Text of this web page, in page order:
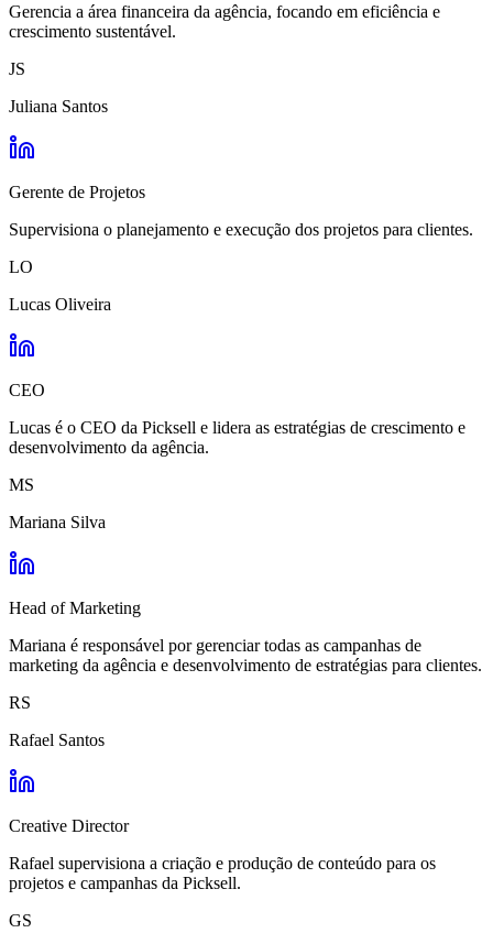
Gerencia a área financeira da agência, focando em eficiência e
crescimento sustentável.
JS
Juliana Santos
Gerente de Projetos
Supervisiona o planejamento e execução dos projetos para clientes.
LO
Lucas Oliveira
CEO
Lucas é o CEO da Picksell e lidera as estratégias de crescimento e
desenvolvimento da agência.
MS
Mariana Silva
Head of Marketing
Mariana é responsável por gerenciar todas as campanhas de
marketing da agência e desenvolvimento de estratégias para clientes.
RS
Rafael Santos
Creative Director
Rafael supervisiona a criação e produção de conteúdo para os
projetos e campanhas da Picksell.
GS